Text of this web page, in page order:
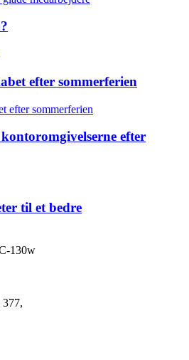
efter sommerferien
efter
til et bedre